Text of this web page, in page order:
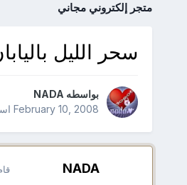
متجر إلكتروني مجاني
سحر الليل
بواسطه NADA
February 10, 2008
NADA